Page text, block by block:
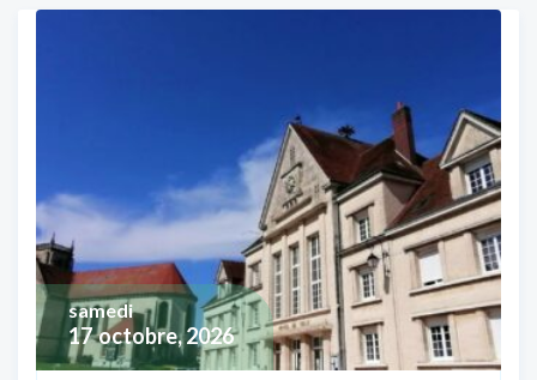
17 octobre, 2026
samedi